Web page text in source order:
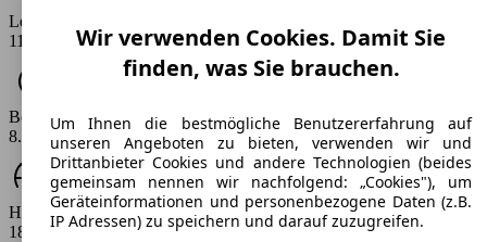
Leistung
110 - 195 PS
Beschleunigung (0-100 km/h)
8.8 - 12.6 s
Höchstgeschwindigkeit (km/h)
185 - 225 km/h
Wir verwenden Cookies. Damit Sie
finden, was Sie brauchen.
Um Ihnen die bestmögliche Benutzererfahrung auf
unseren Angeboten zu bieten, verwenden wir und
Drittanbieter Cookies und andere Technologien (beides
gemeinsam nennen wir nachfolgend: „Cookies"), um
Geräteinformationen und personenbezogene Daten (z.B.
IP Adressen) zu speichern und darauf zuzugreifen.